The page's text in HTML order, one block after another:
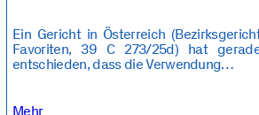
Ein Gericht in Österreich
Favoriten, 39 C 273/25d) hat
entschieden, dass die Verwendung…
Mehr